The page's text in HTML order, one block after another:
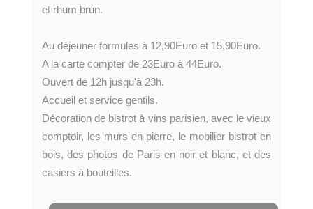
et rhum brun.
Au déjeuner formules à 12,90Euro et 15,90Euro.
A la carte compter de 23Euro à 44Euro.
Ouvert de 12h jusqu'à 23h.
Accueil et service gentils.
Décoration de bistrot à vins parisien, avec le vieux
comptoir, les murs en pierre, le mobilier bistrot en
bois, des photos de Paris en noir et blanc, et des
casiers à bouteilles.